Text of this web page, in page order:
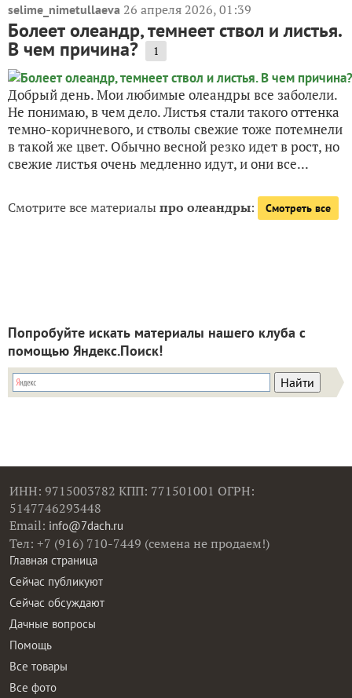
selime_nimetullaeva 26 апреля 2026, 01:39
Болеет олеандр, темнеет ствол и листья.
В чем причина? 1
Добрый день. Мои любимые олеандры все заболели.
Не понимаю, в чем дело. Листья стали такого оттенка
темно-коричневого, и стволы свежие тоже потемнели
в такой же цвет. Обычно весной резко идет в рост, но
свежие листья очень медленно идут, и они все...
Смотрите все материалыпро олеандры: Смотреть все
Попробуйте искать материалы нашего клуба с
помощью Яндекс.Поиск!
ИНН: 9715003782 КПП: 771501001 ОГРН:
5147746293448
Email: info@7dach.ru
Тел: +7 (916) 710-7449 (семена не продаем!)
Главная страница
Сейчас публикуют
Сейчас обсуждают
Дачные вопросы
Помощь
Все товары
Все фото